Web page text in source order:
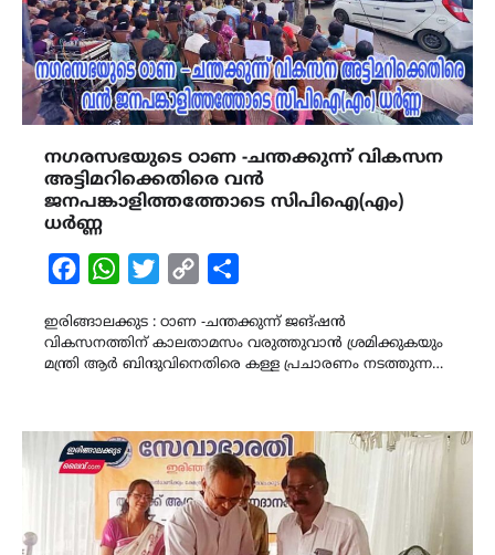
നഗരസഭയുടെ ഠാണ -ചന്തക്കുന്ന് വികസന
അട്ടിമറിക്കെതിരെ വൻ
ജനപങ്കാളിത്തത്തോടെ സിപിഐ(എം)
ധർണ്ണ
FacebookWhatsAppTwitterCopy
ഇരിങ്ങാലക്കുട : ഠാണ -ചന്തക്കുന്ന് ജങ്ഷൻ
വികസനത്തിന് കാലതാമസം വരുത്തുവാൻ ശ്രമിക്കുകയും
മന്ത്രി ആർ ബിന്ദുവിനെതിരെ കള്ള പ്രചാരണം നടത്തുന്ന…